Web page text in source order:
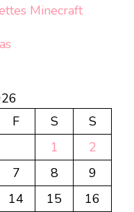
Minecraft
F S
S
1
2
7 8
9
14 15
16